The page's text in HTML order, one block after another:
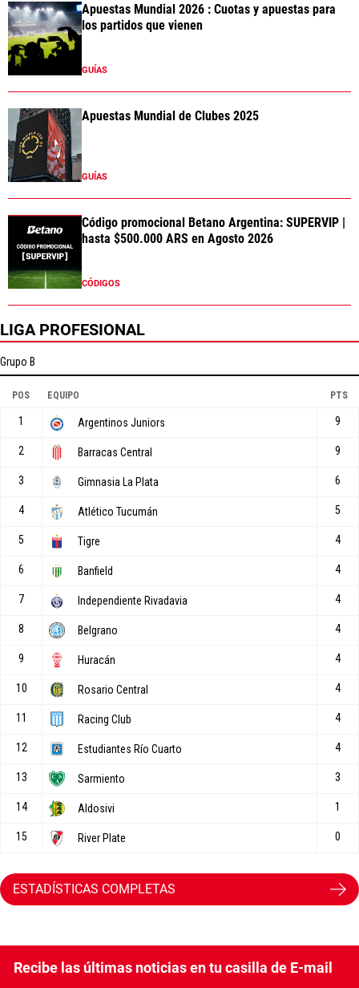
Apuestas Mundial 2026 : Cuotas y apuestas para
los partidos que vienen
GUÍAS
Apuestas Mundial de Clubes 2025
GUÍAS
Código promocional Betano Argentina: SUPERVIP |
hasta $500.000 ARS en Agosto 2026
CÓDIGOS
LIGA PROFESIONAL
ESTADÍSTICAS COMPLETAS
Recibe las últimas noticias en tu casilla de E-mail